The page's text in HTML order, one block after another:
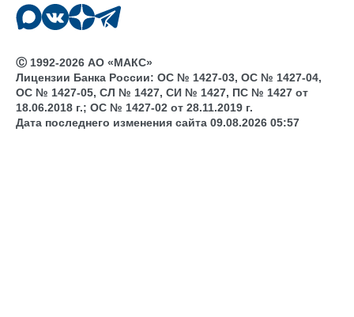
Ⓒ 1992-2026 АО «МАКС»
Лицензии Банка России: ОС № 1427-03, ОС № 1427-04,
ОС № 1427-05, СЛ № 1427, СИ № 1427, ПС № 1427 от
18.06.2018 г.; ОС № 1427-02 от 28.11.2019 г.
Дата последнего изменения сайта 09.08.2026 05:57